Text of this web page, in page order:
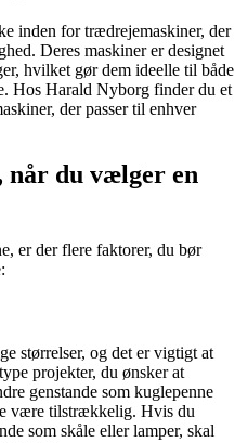
inden for trædrejemaskiner, der
Deres maskiner er designet
hvilket gør dem ideelle til både
Hos Harald Nyborg finder du et
der passer til enhver
når du vælger en
er der flere faktorer, du bør
størrelser, og det er vigtigt at
projekter, du ønsker at
genstande som kuglepenne
være tilstrækkelig. Hvis du
som skåle eller lamper, skal